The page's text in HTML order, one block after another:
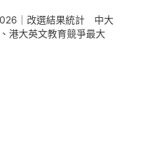
｜改選結果統計 中大
港大英文教育競爭最大